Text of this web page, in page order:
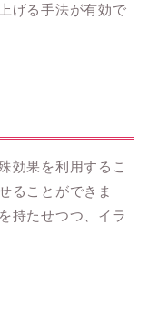
げる手法が有効で
効果を利用するこ
ることができま
持たせつつ、イラ